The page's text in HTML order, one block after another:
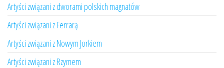
Artyści związani z dworami polskich magnatów
Artyści związani z Ferrarą
Artyści związani z Nowym Jorkiem
Artyści związani z Rzymem